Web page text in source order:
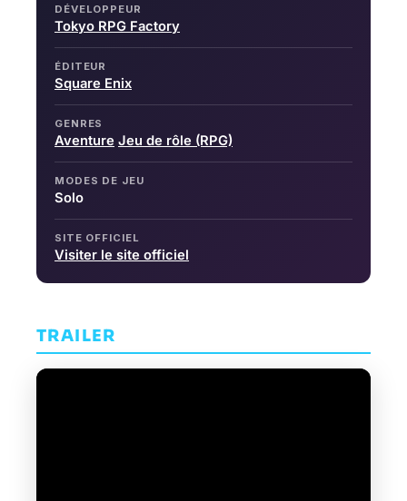
DÉVELOPPEUR
Tokyo RPG Factory
ÉDITEUR
Square Enix
GENRES
Aventure Jeu de rôle (RPG)
MODES DE JEU
Solo
SITE OFFICIEL
Visiter le site officiel
TRAILER